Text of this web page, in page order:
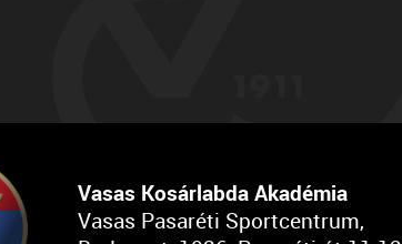
Vasas Kosárlabda Akadémia
Vasas Pasaréti Sportcentrum,